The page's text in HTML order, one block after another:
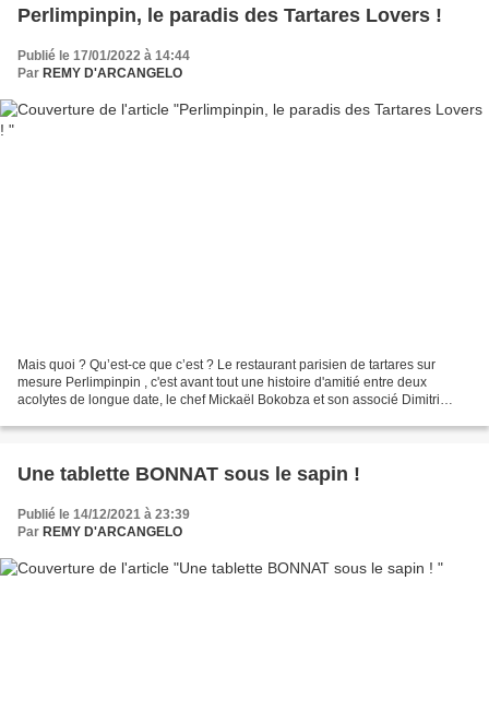
Perlimpinpin, le paradis des Tartares Lovers !
Publié le 17/01/2022 à 14:44
Par REMY D'ARCANGELO
Mais quoi ? Qu’est-ce que c’est ? Le restaurant parisien de tartares sur
mesure Perlimpinpin , c'est avant tout une histoire d'amitié entre deux
acolytes de longue date, le chef Mickaël Bokobza et son associé Dimitri
Une tablette BONNAT sous le sapin !
Publié le 14/12/2021 à 23:39
Par REMY D'ARCANGELO